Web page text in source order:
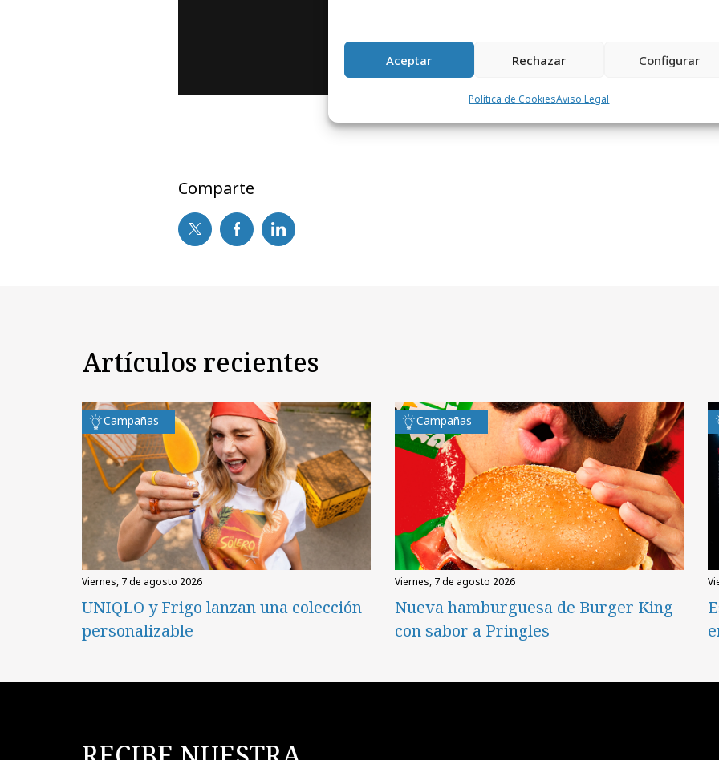
Aceptar Rechazar Configurar
Política de CookiesAviso Legal
Comparte
Artículos recientes
Campañas
viernes, 7 de agosto 2026
UNIQLO y Frigo lanzan una colección
personalizable
Campañas
viernes, 7 de agosto 2026
Nueva hamburguesa de Burger King
con sabor a Pringles